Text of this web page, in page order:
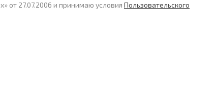
от 27.07.2006 и принимаю условия Пользовательского